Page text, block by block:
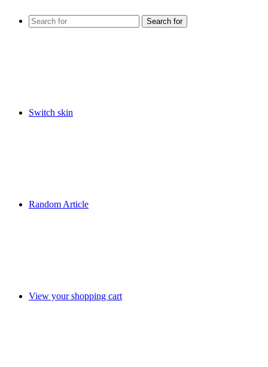
Search for
Switch skin
Random Article
View your shopping cart